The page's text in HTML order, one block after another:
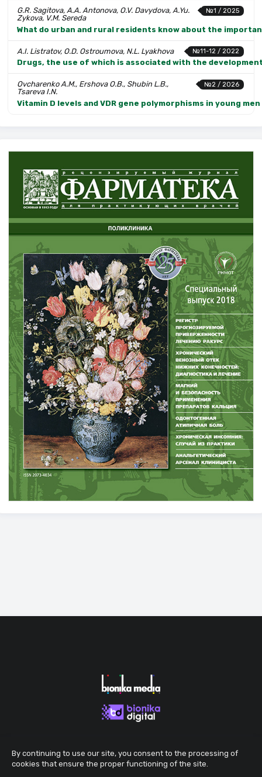
№1 / 2025
G.R. Sagitova, A.A. Antonova, O.V. Davydova, A.Yu.
Zykova, V.M. Sereda
What do urban and rural residents know about the
№11-12 / 2022
A.I. Listratov, O.D. Ostroumova, N.L. Lyakhova
Drugs, the use of which is associated with the
№2 / 2026
Ovcharenko A.M., Ershova O.B., Shubin L.B.,
Tsareva I.N.
Vitamin D levels and VDR gene polymorphisms in young
By continuing to use our site, you consent to the processing of
cookies that ensure the proper functioning of the site.